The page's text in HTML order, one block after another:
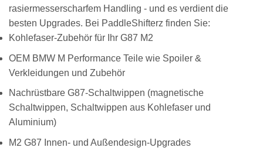
rasiermesserscharfem Handling - und es verdient die
besten Upgrades. Bei PaddleShifterz finden Sie:
Kohlefaser-Zubehör für Ihr G87 M2
OEM BMW M Performance Teile wie Spoiler &
Verkleidungen und Zubehör
Nachrüstbare G87-Schaltwippen (magnetische
Schaltwippen, Schaltwippen aus Kohlefaser und
Aluminium)
M2 G87 Innen- und Außendesign-Upgrades